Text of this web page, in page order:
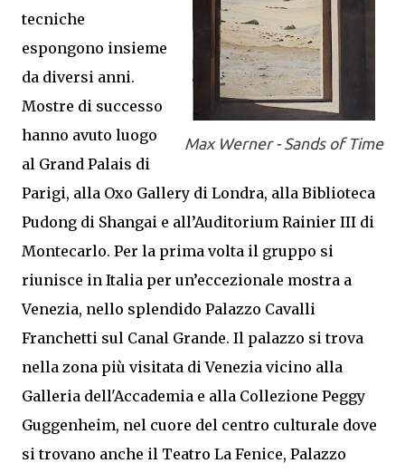
Max Werner - Sands of Time
tecniche
espongono insieme
da diversi anni.
Mostre di successo
hanno avuto luogo
al Grand Palais di
Parigi, alla Oxo Gallery di Londra, alla Biblioteca
Pudong di Shangai e all’Auditorium Rainier III di
Montecarlo. Per la prima volta il gruppo si
riunisce in Italia per un’eccezionale mostra a
Venezia, nello splendido Palazzo Cavalli
Franchetti sul Canal Grande. Il palazzo si trova
nella zona più visitata di Venezia vicino alla
Galleria dell'Accademia e alla Collezione Peggy
Guggenheim, nel cuore del centro culturale dove
si trovano anche il Teatro La Fenice, Palazzo